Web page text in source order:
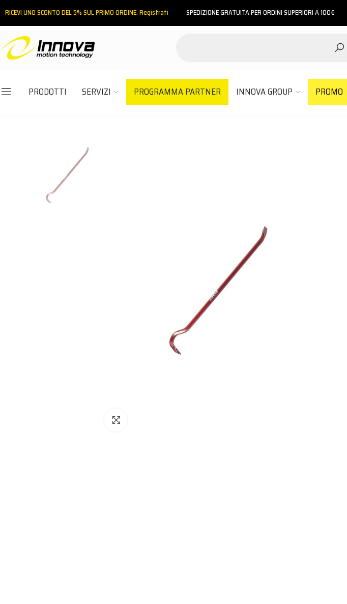
RICEVI UNO SCONTO DEL 5% SUL PRIMO ORDINE. Registrati SPEDIZIONE GRATUITA PER ORDINI SUPERIORI A 100€
PRODOTTI SERVIZI PROGRAMMA PARTNER INNOVA GROUP PROMO